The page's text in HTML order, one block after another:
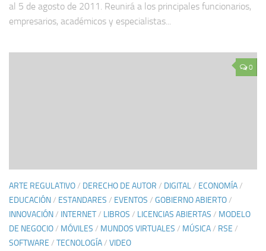
al 5 de agosto de 2011. Reunirá a los principales funcionarios,
empresarios, académicos y especialistas...
0
ARTE REGULATIVO/ DERECHO DE AUTOR / DIGITAL/ ECONOMÍA/
EDUCACIÓN/ ESTANDARES / EVENTOS / GOBIERNO ABIERTO/
INNOVACIÓN/ INTERNET/ LIBROS / LICENCIAS ABIERTAS / MODELO
DE NEGOCIO/ MÓVILES / MUNDOS VIRTUALES / MÚSICA/ RSE /
SOFTWARE / TECNOLOGÍA/ VIDEO